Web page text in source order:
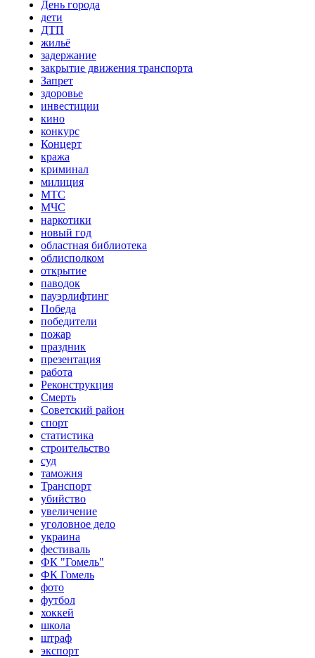
День города
дети
ДТП
жильё
задержание
закрытие движения транспорта
Запрет
здоровье
инвестиции
кино
конкурс
Концерт
кража
криминал
милиция
МТС
МЧС
наркотики
новый год
областная библиотека
облисполком
открытие
паводок
пауэрлифтинг
Победа
победители
пожар
праздник
презентация
работа
Реконструкция
Смерть
Советский район
спорт
статистика
строительство
суд
таможня
Транспорт
убийство
увеличение
уголовное дело
украина
фестиваль
ФК "Гомель"
ФК Гомель
фото
футбол
хоккей
школа
штраф
экспорт